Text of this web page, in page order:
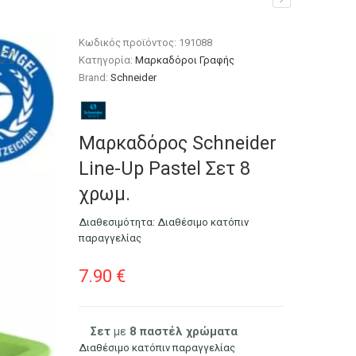
Κωδικός προϊόντος: 191088
Κατηγορία:Μαρκαδόροι Γραφής
Brand:Schneider
Μαρκαδόρος Schneider
Line-Up Pastel Σετ 8
χρωμ.
Διαθεσιμότητα:Διαθέσιμο κατόπιν
παραγγελίας
7.90 €
Σετ με 8 παστέλ χρώματα
Διαθέσιμο κατόπιν παραγγελίας